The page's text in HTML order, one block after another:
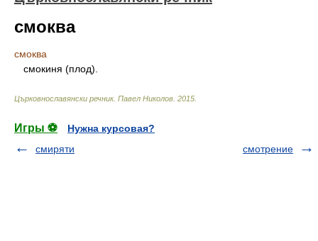
смоква
смоква
смокиня (плод).
Църковнославянски речник. Павел Николов 2015
Игры ⚽
Нужна курсовая?
смиряти
смотрение